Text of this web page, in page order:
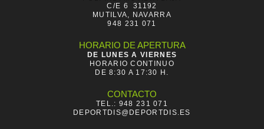
C/E 6 31192
MUTILVA, NAVARRA
948 231 071
HORARIO DE APERTURA
DE LUNES A VIERNES
HORARIO CONTINUO
DE 8:30 A 17:30 H.
CONTACTO
TEL.: 948 231 071
DEPORTDIS@DEPORTDIS.ES